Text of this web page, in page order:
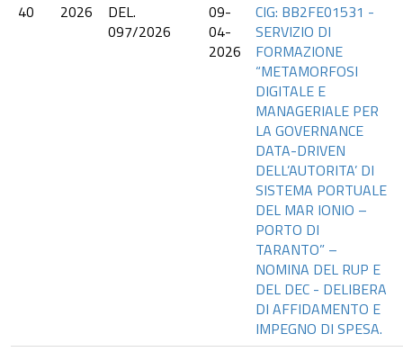
40
2026
DEL.
097/2026
09-
04-
2026
CIG: BB2FE01531 -
SERVIZIO DI
FORMAZIONE
“METAMORFOSI
DIGITALE E
MANAGERIALE PER
LA GOVERNANCE
DATA-DRIVEN
DELL’AUTORITA’ DI
SISTEMA PORTUALE
DEL MAR IONIO –
PORTO DI
TARANTO” –
NOMINA DEL RUP E
DEL DEC - DELIBERA
DI AFFIDAMENTO E
IMPEGNO DI SPESA.